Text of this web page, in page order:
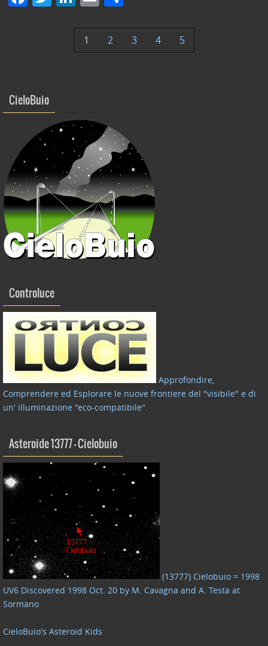
o
o
k
k
e
ai
l
n
di
1 2 3 4 5
CieloBuio
Controluce
Approfondire,
Comprendere ed Esplorare le nuove frontiere del "visibile" e di
un' illuminazione "eco-compatibile".
Asteroide 13777 – Cielobuio
(13777) Cielobuio = 1998
UV6 Discovered 1998 Oct. 20 by M. Cavagna and A. Testa at
Sormano
CieloBuio's Asteroid Kids